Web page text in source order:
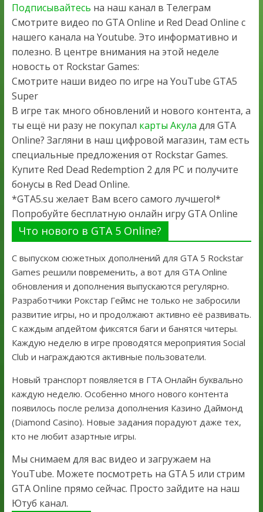
Подписывайтесь на наш канал в Телеграм
Смотрите видео по GTA Online и Red Dead Online с
нашего канала на Youtube. Это информативно и
полезно. В центре внимания на этой неделе
новость от Rockstar Games:
Смотрите наши видео по игре на YouTube GTA5
Super
В игре так много обновлений и нового контента, а
ты ещё ни разу не покупал карты Акула для GTA
Online? Загляни в наш цифровой магазин, там есть
специальные предложения от Rockstar Games.
Купите Red Dead Redemption 2 для PC и получите
бонусы в Red Dead Online.
*GTA5.su желает Вам всего самого лучшего!*
Попробуйте бесплатную онлайн игру GTA Online
Что нового в GTA 5 Online?
С выпуском сюжетных дополнений для GTA 5 Rockstar
Games решили повременить, а вот для GTA Online
обновления и дополнения выпускаются регулярно.
Разработчики Рокстар Геймс не только не забросили
развитие игры, но и продолжают активно её развивать.
С каждым апдейтом фиксятся баги и банятся читеры.
Каждую неделю в игре проводятся мероприятия Social
Club и награждаются активные пользователи.
Новый транспорт появляется в ГТА Онлайн буквально
каждую неделю. Особенно много нового контента
появилось после релиза дополнения Казино Даймонд
(Diamond Casino). Новые задания порадуют даже тех,
кто не любит азартные игры.
Мы снимаем для вас видео и загружаем на
YouTube. Можете посмотреть на GTA 5 или стрим
GTA Online прямо сейчас. Просто зайдите на наш
Ютуб канал.